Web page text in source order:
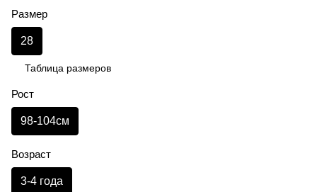
Размер
28
Таблица размеров
Рост
98-104см
Возраст
3-4 года